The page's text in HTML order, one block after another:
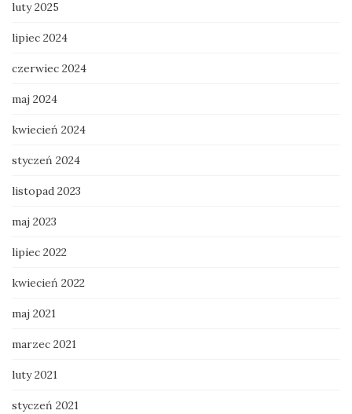
luty 2025
lipiec 2024
czerwiec 2024
maj 2024
kwiecień 2024
styczeń 2024
listopad 2023
maj 2023
lipiec 2022
kwiecień 2022
maj 2021
marzec 2021
luty 2021
styczeń 2021